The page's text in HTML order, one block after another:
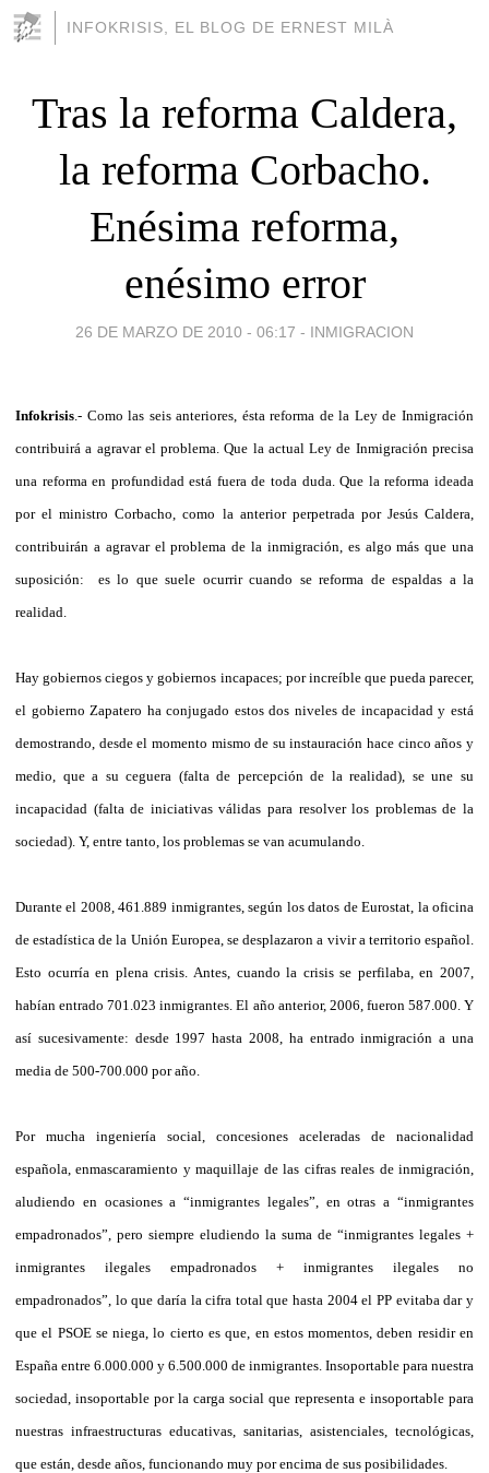
INFOKRISIS, EL BLOG DE ERNEST MILÀ
Tras la reforma Caldera,
la reforma Corbacho.
Enésima reforma,
enésimo error
26 DE MARZO DE 2010 - 06:17 - INMIGRACION
Infokrisis .- Como las seis anteriores, ésta reforma de la Ley de Inmigración
contribuirá a agravar el problema. Que la actual Ley de Inmigración precisa
una reforma en profundidad está fuera de toda duda. Que la reforma ideada
por el ministro Corbacho, como la anterior perpetrada por Jesús Caldera,
contribuirán a agravar el problema de la inmigración, es algo más que una
suposición: es lo que suele ocurrir cuando se reforma de espaldas a la
realidad.
Hay gobiernos ciegos y gobiernos incapaces; por increíble que pueda parecer,
el gobierno Zapatero ha conjugado estos dos niveles de incapacidad y está
demostrando, desde el momento mismo de su instauración hace cinco años y
medio, que a su ceguera (falta de percepción de la realidad), se une su
incapacidad (falta de iniciativas válidas para resolver los problemas de la
sociedad). Y, entre tanto, los problemas se van acumulando.
Durante el 2008, 461.889 inmigrantes, según los datos de Eurostat, la oficina
de estadística de la Unión Europea, se desplazaron a vivir a territorio español.
Esto ocurría en plena crisis. Antes, cuando la crisis se perfilaba, en 2007,
habían entrado 701.023 inmigrantes. El año anterior, 2006, fueron 587.000. Y
así sucesivamente: desde 1997 hasta 2008, ha entrado inmigración a una
media de 500-700.000 por año.
Por mucha ingeniería social, concesiones aceleradas de nacionalidad
española, enmascaramiento y maquillaje de las cifras reales de inmigración,
aludiendo en ocasiones a “inmigrantes legales”, en otras a “inmigrantes
empadronados”, pero siempre eludiendo la suma de “inmigrantes legales +
inmigrantes ilegales empadronados + inmigrantes ilegales no
empadronados”, lo que daría la cifra total que hasta 2004 el PP evitaba dar y
que el PSOE se niega, lo cierto es que, en estos momentos, deben residir en
España entre 6.000.000 y 6.500.000 de inmigrantes. Insoportable para nuestra
sociedad, insoportable por la carga social que representa e insoportable para
nuestras infraestructuras educativas, sanitarias, asistenciales, tecnológicas,
que están, desde años, funcionando muy por encima de sus posibilidades.